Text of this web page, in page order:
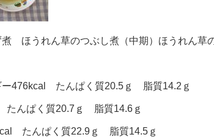
ほうれん草のつぶし煮（中期）ほうれん草の
ー476kcal たんぱく質20.5ｇ 脂質14.2ｇ
たんぱく質20.7ｇ 脂質14.6ｇ
たんぱく質22.9ｇ 脂質14.5ｇ